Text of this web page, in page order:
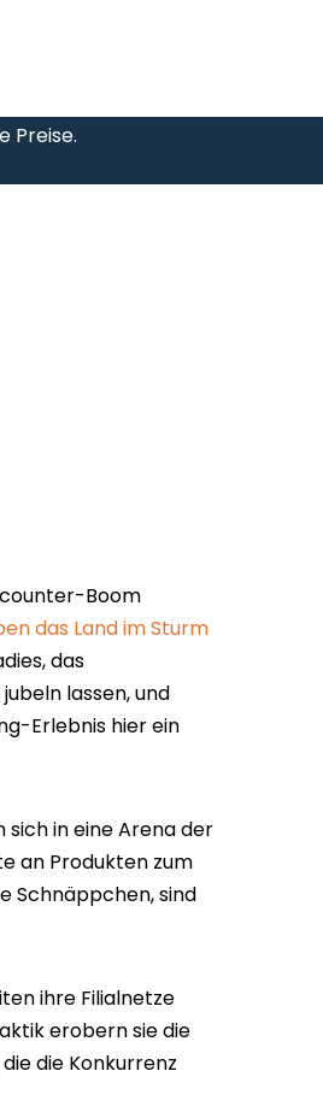
Preise.
Boom
das Land im Sturm
das
lassen, und
Erlebnis hier ein
in eine Arena der
an Produkten zum
Schnäppchen, sind
ihre Filialnetze
erobern sie die
die Konkurrenz